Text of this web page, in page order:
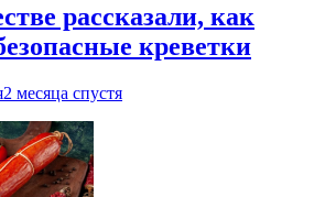
рассказали, как
креветки
2 месяца спустя